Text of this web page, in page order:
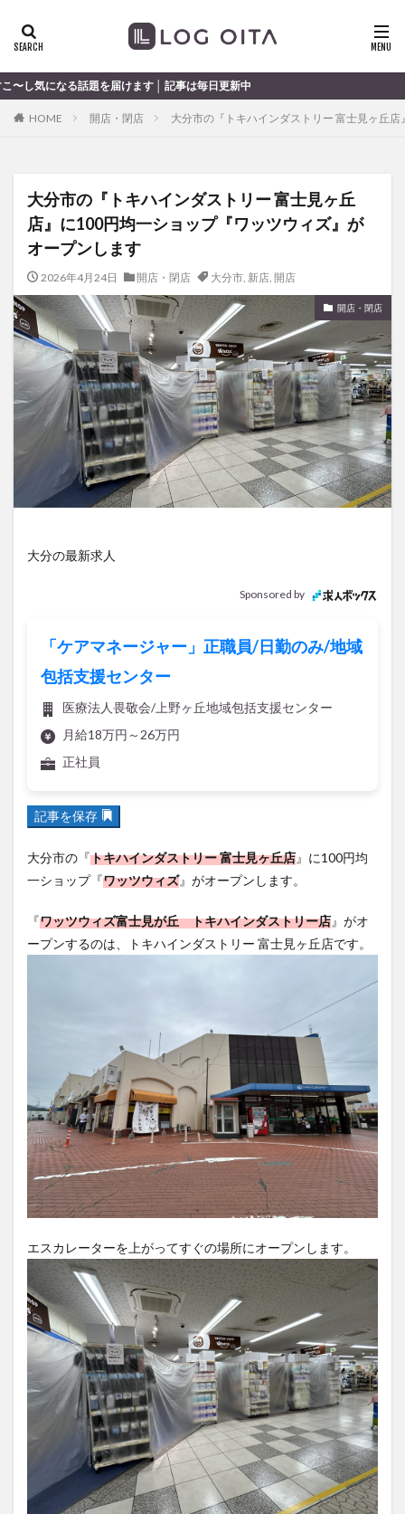
けます │ 記事は毎日更新中
HOME 開店・閉店 大分市の『トキハインダストリー 富士見ヶ丘
大分市の『トキハインダストリー 富士見ヶ丘
店』に100円均一ショップ『ワッツウィズ』が
オープンします
2026年4月24日 開店・閉店 大分市, 新店, 開店
開店・閉店
大分の最新求人
Sponsored by
「ケアマネージャー」正職員/日勤のみ/地域
包括支援センター
医療法人畏敬会/上野ヶ丘地域包括支援センター
月給18万円～26万円
正社員
記事を保存
大分市の『トキハインダストリー 富士見ヶ丘店』に100円均
一ショップ『ワッツウィズ』がオープンします。
『ワッツウィズ富士見が丘 トキハインダストリー店』がオ
ープンするのは、トキハインダストリー 富士見ヶ丘店です。
エスカレーターを上がってすぐの場所にオープンします。
ディナー
haishin
haisin haisnin hasihin
hasishin
hishin
hqaishin JR kaiten
line
OPA
Paypay
あじさい
いちご うみたまご
おでかけ
お土産
お弁当 かき氷
くじゅう連山
ねとらぼ
ひまわり
ふるさと納税
まつり まとめ
みかん
むし湯
わさだタウン
わったん
アイススケート
アウトドア
アサイーボウル
アフリカンサファリ
アミュプラザおおいた
アレンジレシピ
アートプラザ
イタリア料理
イベント
イルミネーション
インド料理
グルメ
スタバ
ソフトクリーム
チキンカレー
トキハ本店
ハロウィン
ハンバーガー
ハンバーグ
ハーモニーランド
パン
フルーツ
ヘルシー
ペスカトーレ
ペット
ホーバークラフト
ミヤマキリシマ
ラクテンチ
リンクスクエア
レトロ
レンタサイクル
中央町
中津市 中華料理 九重町
休業
別府
別府観光 古国府 古墳
古物
台湾料理 和定食 和菓子
和食
国東市
地獄めぐり 城島高原パーク
壁画
夏祭り
外貨両替機
大分みなと祭り
大分グルメ
大分スイーツ
大分ランチ
大分三好ヴァイセアドラー
大分市
大分市美術館
大分県
大分県立美術館 大分空港
大分駅
姫島村
子ども教室 子ども服
子育て
宇佐市
居酒屋 屋台
平和市民公園能楽堂
庄内町カフェ
府内 投票
新店
日出 日出町 日田市
昆虫食
明豊
書店 期間限定 本
杵築市
津久見市
海開き 温泉 湧水
湯布院
漢方 炭火焼き 焼き菓子
犬
玖珠郡
由布市 由布院 甲子園
石仏
磨崖仏
祝祭の広場 神社 祭り
秋
移転
竹田 竹田市 竹田市ディナー
紅葉